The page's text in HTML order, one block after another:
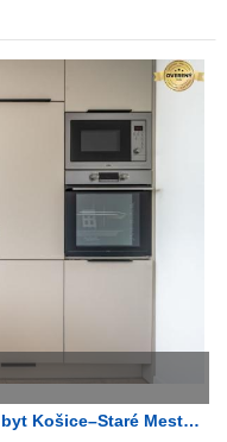
PRIPRAVUJEME: PREDAJ 3-izbový byt Košice–Staré Mesto, L. Novomeského